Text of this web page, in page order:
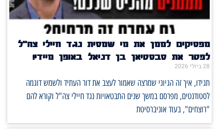
מפסיקים לממן את מי שמסית נגד חיילי צה"ל
לפטר את סבסטיאן בן דניאל באופן מיידי!
28 ביולי 2026
תגידו, איך זה הגיוני שמרצה שאמור לעצב את דור העתיד ולשמש דוגמה
לסטודנטים, מפרסם במשך שנים התבטאויות נגד חיילי צה"ל וקורא להם
"רוצחים", בעוד אוניברסיטת